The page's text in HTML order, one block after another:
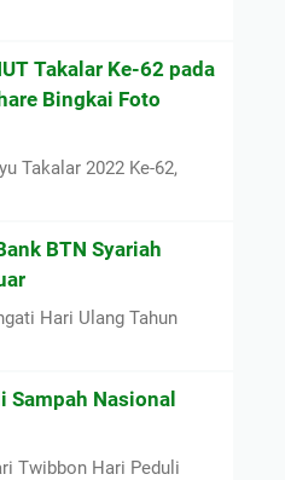
Takalar Ke-62 pada
Bingkai Foto
Takalar 2022 Ke-62,
BTN Syariah
Hari Ulang Tahun
Sampah Nasional
Twibbon Hari Peduli